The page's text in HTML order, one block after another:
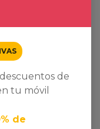
de
tu móvil
de